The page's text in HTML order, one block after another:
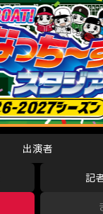
出演者
記